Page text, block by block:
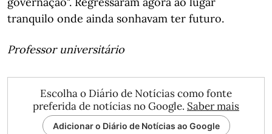
tranquilo onde ainda sonhavam ter futuro.
Professor universitário
Escolha o Diário de Notícias como fonte
preferida de notícias no Google. Saber mais
Adicionar o Diário de Notícias ao Google